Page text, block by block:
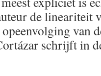
de lineariteit
van
schrijft in